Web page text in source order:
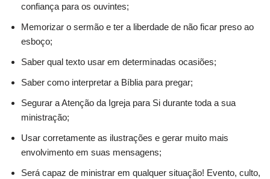
confiança para os ouvintes;
Memorizar o sermão e ter a liberdade de não ficar preso ao
esboço;
Saber qual texto usar em determinadas ocasiões;
Saber como interpretar a Bíblia para pregar;
Segurar a Atenção da Igreja para Si durante toda a sua
ministração;
Usar corretamente as ilustrações e gerar muito mais
envolvimento em suas mensagens;
Será capaz de ministrar em qualquer situação! Evento, culto,